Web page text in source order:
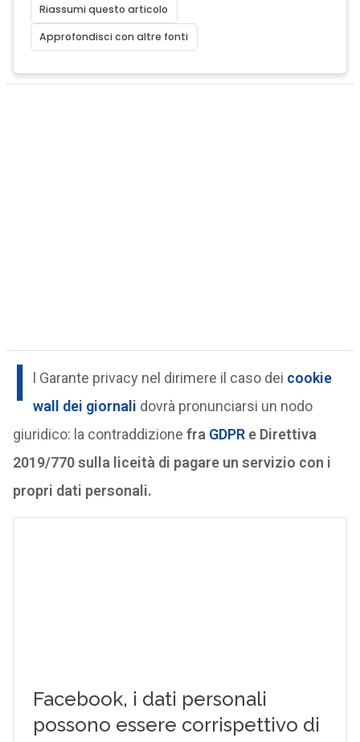
Riassumi questo articolo
Approfondisci con altre fonti
I l Garante privacy nel dirimere il caso dei cookie
wall dei giornali dovrà pronunciarsi un nodo
giuridico: la contraddizione fra GDPRe Direttiva
2019/770 sulla liceità di pagare un servizio con i
propri dati personali.